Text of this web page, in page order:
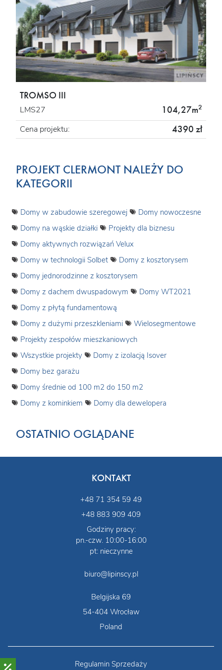
TROMSO III
LMS27 104,27m2
Cena projektu: 4390 zł
PROJEKT CLERMONT NALEŻY DO
KATEGORII
Domy w zabudowie szeregowej
Domy nowoczesne
Domy na wąskie działki
Projekty dla biznesu
Domy aktywnych rozwiązań Velux
Domy w technologii Solbet
Domy z kosztorysem
Domy jednorodzinne z kosztorysem
Domy z dachem dwuspadowym
Domy WT2021
Domy z płytą fundamentową
Domy z dużymi przeszkleniami
Wielosegmentowe
Projekty zespołów mieszkaniowych
Wszystkie projekty
Domy z izolacją Isover
Domy bez garażu
Domy średnie od 100 m2 do 150 m2
Domy z kominkiem
Domy dla dewelopera
OSTATNIO OGLĄDANE
KONTAKT
+48 71 354 59 49
+48 883 909 409
Godziny pracy:
pn.-czw. 10:00-16:00
pt: nieczynne
biuro@lipinscy.pl
Belgijska 69
54-404 Wrocław
Poland
Regulamin Sprzedaży